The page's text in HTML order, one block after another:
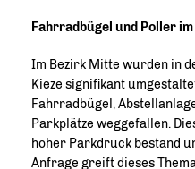
Fahrradbügel und Poller
Im Bezirk Mitte wurden in
Kieze signifikant
Fahrradbügel,
Parkplätze weggefallen.
hoher Parkdruck bestand
Anfrage greift dieses